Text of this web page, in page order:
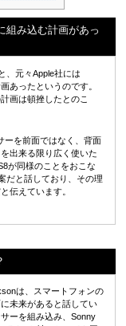
組み込む計画があっ
、元々Apple社には
あったというのです。
画は頓挫したとのこ
ーを前面ではなく、背面
出来る限り広く使いた
が同様のことをおこな
だと話しており、その理
伝えています。
は、スマートフォンの
未来があると話してい
ーを組み込み、Sonny